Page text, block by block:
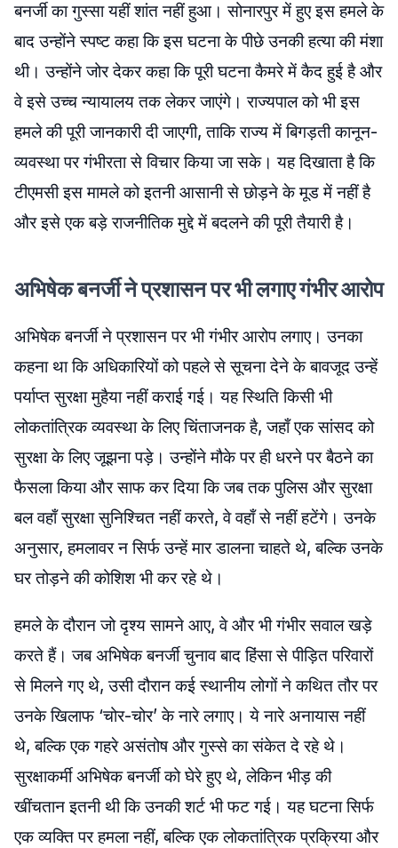
बनर्जी का गुस्सा यहीं शांत नहीं हुआ। सोनारपुर में हुए इस हमले के
बाद उन्होंने स्पष्ट कहा कि इस घटना के पीछे उनकी हत्या की मंशा
थी। उन्होंने जोर देकर कहा कि पूरी घटना कैमरे में कैद हुई है और
वे इसे उच्च न्यायालय तक लेकर जाएंगे। राज्यपाल को भी इस
हमले की पूरी जानकारी दी जाएगी, ताकि राज्य में बिगड़ती कानून-
व्यवस्था पर गंभीरता से विचार किया जा सके। यह दिखाता है कि
टीएमसी इस मामले को इतनी आसानी से छोड़ने के मूड में नहीं है
और इसे एक बड़े राजनीतिक मुद्दे में बदलने की पूरी तैयारी है।
अभिषेक बनर्जी ने प्रशासन पर भी लगाए गंभीर आरोप
अभिषेक बनर्जी ने प्रशासन पर भी गंभीर आरोप लगाए। उनका
कहना था कि अधिकारियों को पहले से सूचना देने के बावजूद उन्हें
पर्याप्त सुरक्षा मुहैया नहीं कराई गई। यह स्थिति किसी भी
लोकतांत्रिक व्यवस्था के लिए चिंताजनक है, जहाँ एक सांसद को
सुरक्षा के लिए जूझना पड़े। उन्होंने मौके पर ही धरने पर बैठने का
फैसला किया और साफ कर दिया कि जब तक पुलिस और सुरक्षा
बल वहाँ सुरक्षा सुनिश्चित नहीं करते, वे वहाँ से नहीं हटेंगे। उनके
अनुसार, हमलावर न सिर्फ उन्हें मार डालना चाहते थे, बल्कि उनके
घर तोड़ने की कोशिश भी कर रहे थे।
हमले के दौरान जो दृश्य सामने आए, वे और भी गंभीर सवाल खड़े
करते हैं। जब अभिषेक बनर्जी चुनाव बाद हिंसा से पीड़ित परिवारों
से मिलने गए थे, उसी दौरान कई स्थानीय लोगों ने कथित तौर पर
उनके खिलाफ ‘चोर-चोर’ के नारे लगाए। ये नारे अनायास नहीं
थे, बल्कि एक गहरे असंतोष और गुस्से का संकेत दे रहे थे।
सुरक्षाकर्मी अभिषेक बनर्जी को घेरे हुए थे, लेकिन भीड़ की
खींचतान इतनी थी कि उनकी शर्ट भी फट गई। यह घटना सिर्फ
एक व्यक्ति पर हमला नहीं, बल्कि एक लोकतांत्रिक प्रक्रिया और